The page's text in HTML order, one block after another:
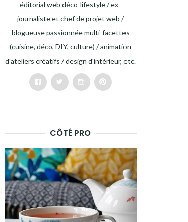
éditorial web déco-lifestyle / ex-
journaliste et chef de projet web /
blogueuse passionnée multi-facettes
(cuisine, déco, DIY, culture) / animation
d'ateliers créatifs / design d'intérieur, etc.
FacebookTwitter InstagramPinterest
CÔTÉ PRO